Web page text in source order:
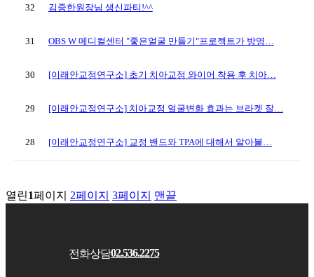
32 김중한원장님 생신파티!^^
31 OBS W 메디컬센터 "좋은얼굴 만들기"프로젝트가 방영…
30 [이래안교정연구소] 초기 치아교정 와이어 착용 후 치아…
29 [이래안교정연구소] 치아교정 얼굴변화 효과는 브라켓 잘…
28 [이래안교정연구소] 교정 밴드와 TPA에 대해서 알아볼…
열린1페이지 2페이지 3페이지 맨끝
전화상담02.536.2275